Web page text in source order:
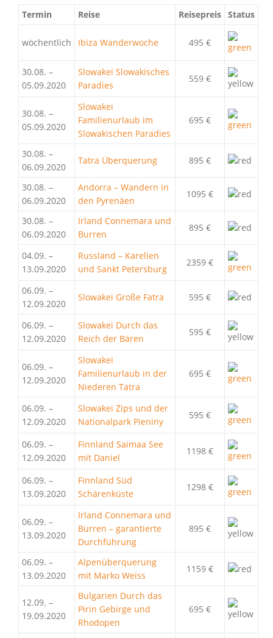
Termin
Reise Reisepreis Status
wöchentlich Ibiza Wanderwoche 495 €
30.08. –
05.09.2020
Slowakei Slowakisches
Paradies
559 €
30.08. –
05.09.2020
Slowakei
Familienurlaub im
Slowakischen Paradies
695 €
30.08. –
06.09.2020
Tatra Überquerung 895 €
30.08. –
06.09.2020
Andorra – Wandern in
den Pyrenäen
1095 €
30.08. –
06.09.2020
Irland Connemara und
Burren
895 €
04.09. –
13.09.2020
Russland – Karelien
und Sankt Petersburg
2359 €
06.09. –
12.09.2020
Slowakei Große Fatra 595 €
06.09. –
12.09.2020
Slowakei Durch das
Reich der Bären
595 €
06.09. –
12.09.2020
Slowakei
Familienurlaub in der
Niederen Tatra
695 €
06.09. –
12.09.2020
Slowakei Zips und der
Nationalpark Pieniny
595 €
06.09. –
12.09.2020
Finnland Saimaa See
mit Daniel
1198 €
06.09. –
13.09.2020
Finnland Süd
Schärenküste
1298 €
06.09. –
13.09.2020
Irland Connemara und
Burren – garantierte
Durchführung
895 €
06.09. –
13.09.2020
Alpenüberquerung
mit Marko Weiss
1159 €
12.09. –
19.09.2020
Bulgarien Durch das
Pirin Gebirge und
Rhodopen
695 €